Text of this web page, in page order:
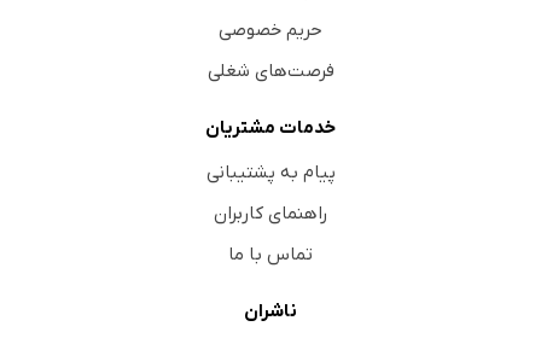
حریم خصوصی
فرصت‌های شغلی
خدمات مشتریان
پیام به پشتیبانی
راهنمای کاربران
تماس با ما
ناشران